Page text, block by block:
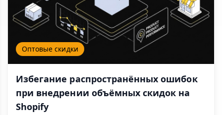
Оптовые скидки
Избегание распространённых ошибок
при внедрении объёмных скидок на
Shopify